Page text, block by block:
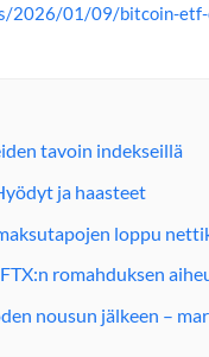
2026/01/09/bitcoin-
tavoin indekseillä
ja haasteet
loppu
romahduksen
nousun jälkeen –